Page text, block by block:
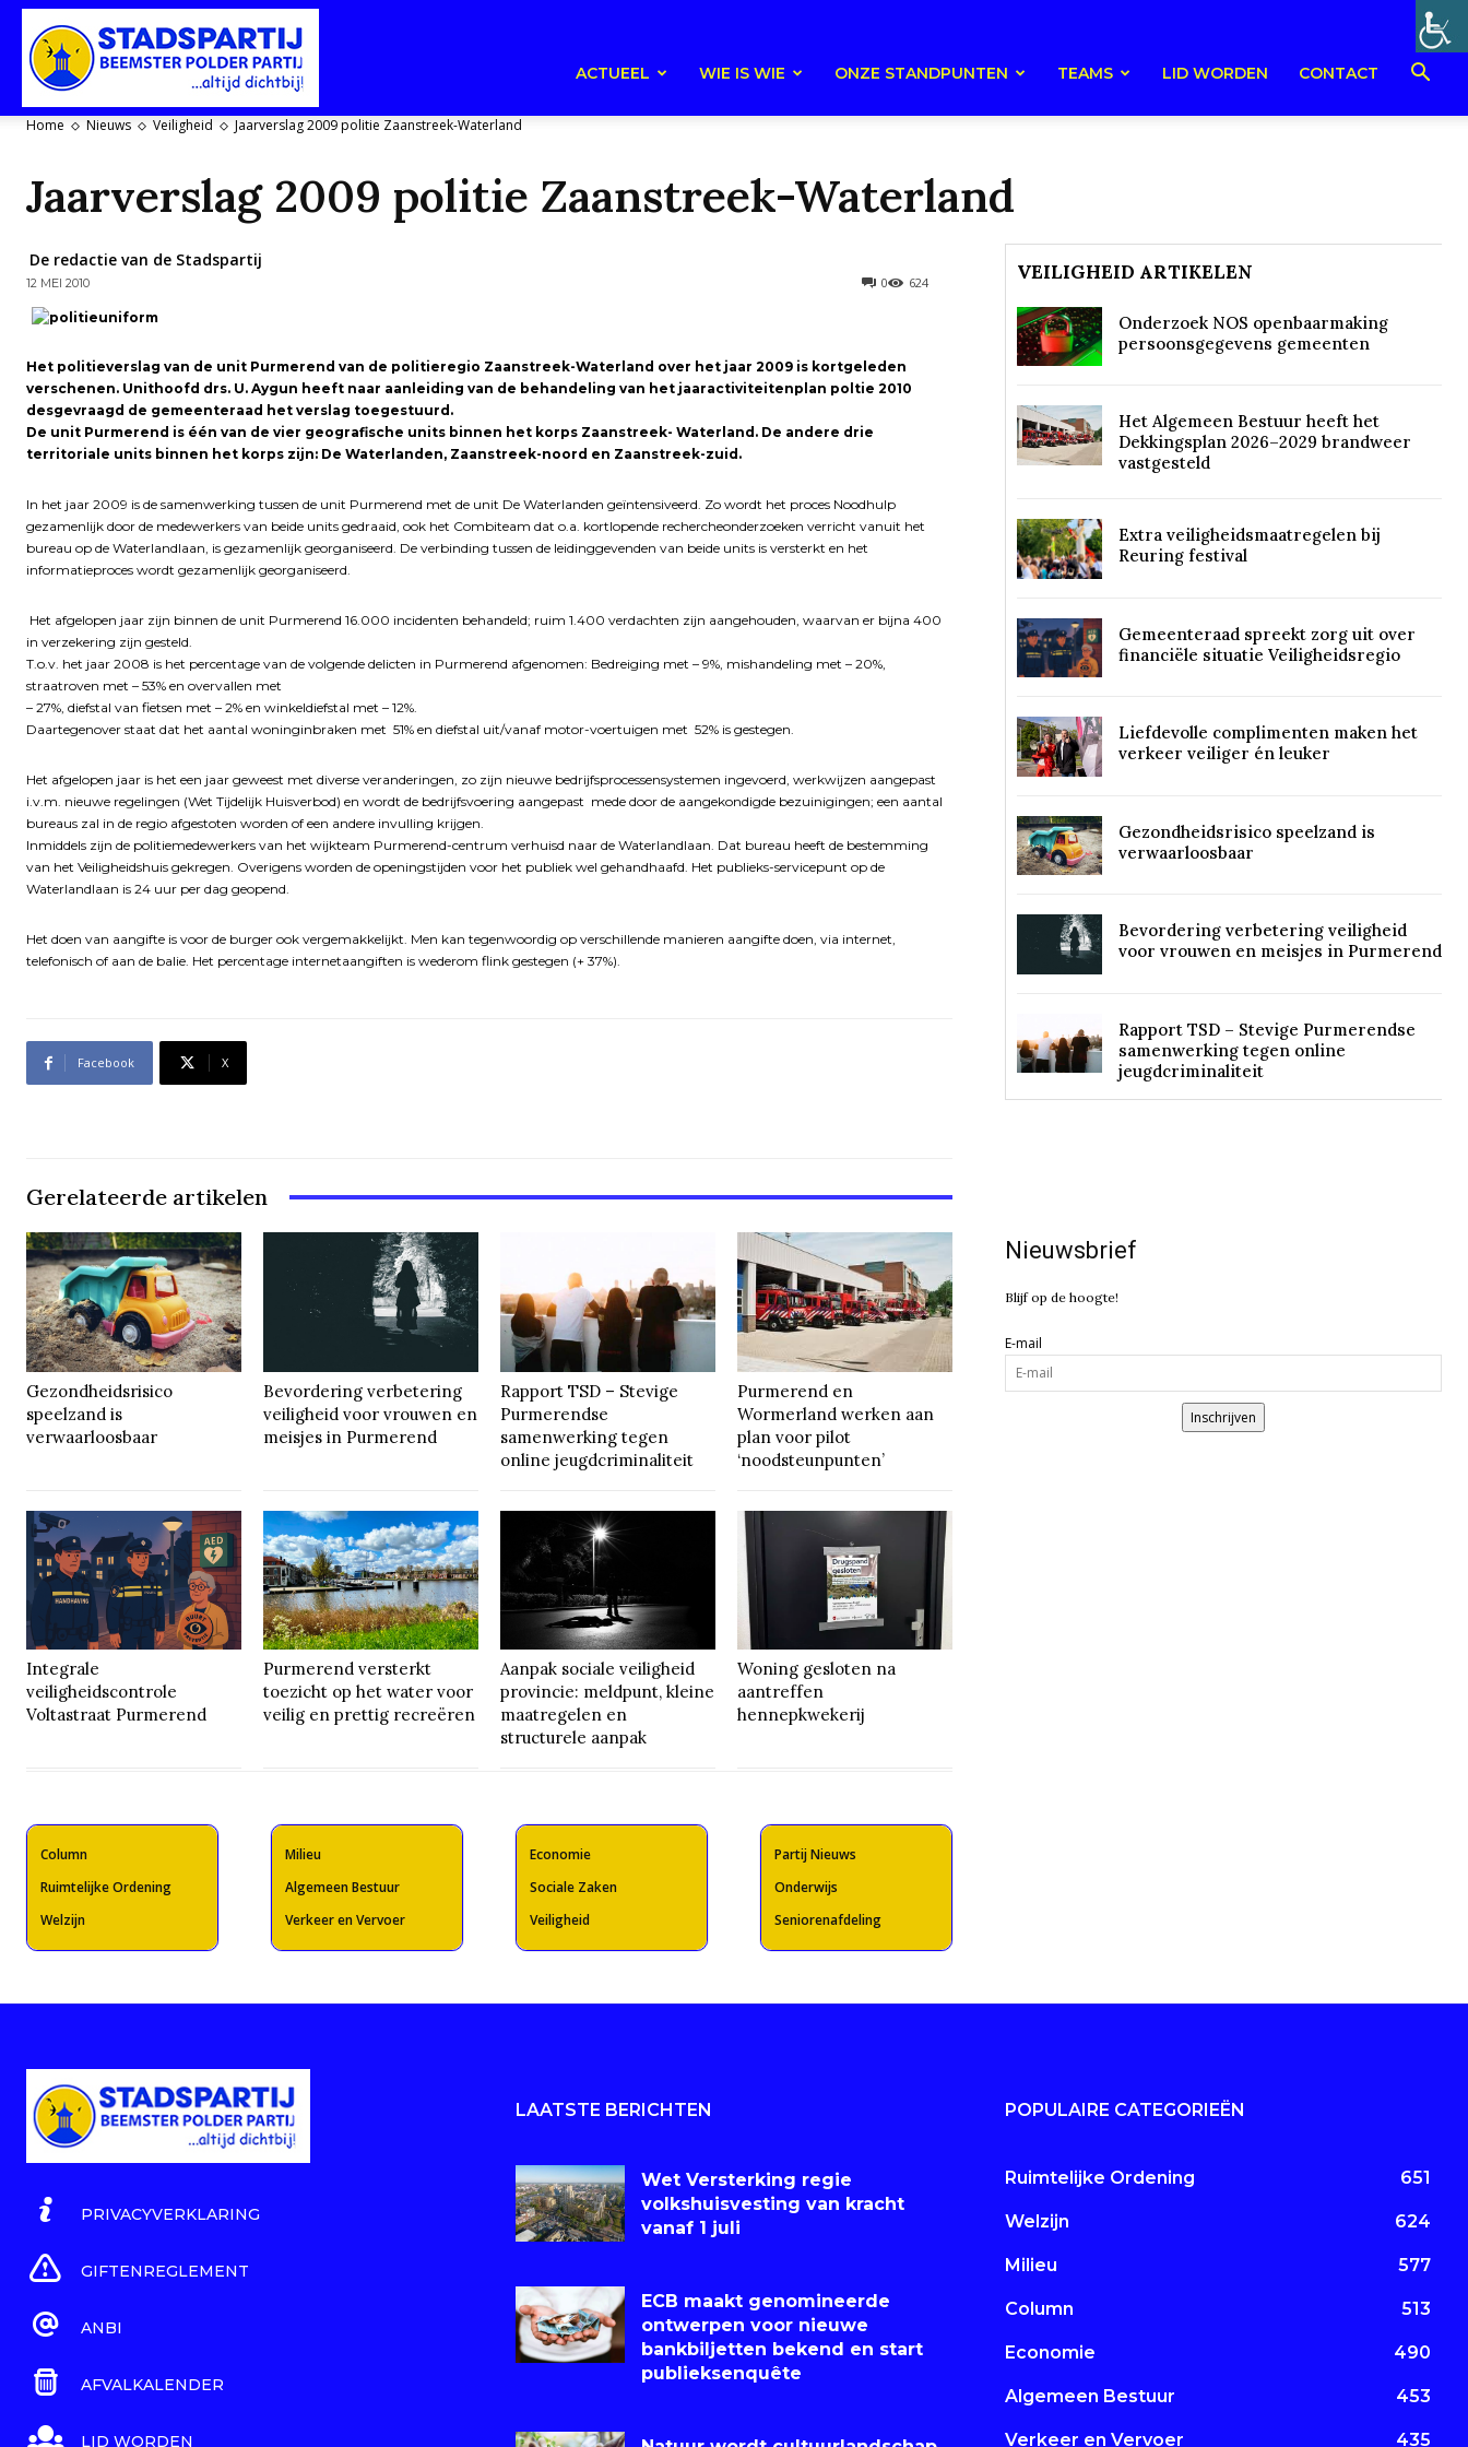
Polderpartij
ACTUEEL WIE IS WIE ONZE STANDPUNTEN TEAMS LID WORDEN CONTACT
Home Nieuws Veiligheid Jaarverslag 2009 politie Zaanstreek-Waterland
Jaarverslag 2009 politie Zaanstreek-Waterland
De redactie van de Stadspartij
12 MEI 2010 624
0
Het politieverslag van de unit Purmerend van de politieregio Zaanstreek-Waterland over het jaar 2009 is kortgeleden
verschenen. Unithoofd drs. U. Aygun heeft naar aanleiding van de behandeling van het jaaractiviteitenplan poltie 2010
desgevraagd de gemeenteraad het verslag toegestuurd.
De unit Purmerend is één van de vier geografische units binnen het korps Zaanstreek- Waterland. De andere drie
territoriale units binnen het korps zijn: De Waterlanden, Zaanstreek-noord en Zaanstreek-zuid.
In het jaar 2009 is de samenwerking tussen de unit Purmerend met de unit De Waterlanden geïntensiveerd. Zo wordt het proces Noodhulp
gezamenlijk door de medewerkers van beide units gedraaid, ook het Combiteam dat o.a. kortlopende rechercheonderzoeken verricht vanuit het
bureau op de Waterlandlaan, is gezamenlijk georganiseerd. De verbinding tussen de leidinggevenden van beide units is versterkt en het
informatieproces wordt gezamenlijk georganiseerd.
Het afgelopen jaar zijn binnen de unit Purmerend 16.000 incidenten behandeld; ruim 1.400 verdachten zijn aangehouden, waarvan er bijna 400
in verzekering zijn gesteld.
T.o.v. het jaar 2008 is het percentage van de volgende delicten in Purmerend afgenomen: Bedreiging met – 9%, mishandeling met – 20%,
straatroven met – 53% en overvallen met
– 27%, diefstal van fietsen met – 2% en winkeldiefstal met – 12%.
Daartegenover staat dat het aantal woninginbraken met 51% en diefstal uit/vanaf motor-voertuigen met 52% is gestegen.
Het afgelopen jaar is het een jaar geweest met diverse veranderingen, zo zijn nieuwe bedrijfsprocessensystemen ingevoerd, werkwijzen aangepast
i.v.m. nieuwe regelingen (Wet Tijdelijk Huisverbod) en wordt de bedrijfsvoering aangepast mede door de aangekondigde bezuinigingen; een aantal
bureaus zal in de regio afgestoten worden of een andere invulling krijgen.
Inmiddels zijn de politiemedewerkers van het wijkteam Purmerend-centrum verhuisd naar de Waterlandlaan. Dat bureau heeft de bestemming
van het Veiligheidshuis gekregen. Overigens worden de openingstijden voor het publiek wel gehandhaafd. Het publieks-servicepunt op de
Waterlandlaan is 24 uur per dag geopend.
Het doen van aangifte is voor de burger ook vergemakkelijkt. Men kan tegenwoordig op verschillende manieren aangifte doen, via internet,
telefonisch of aan de balie. Het percentage internetaangiften is wederom flink gestegen (+ 37%).
Facebook X
Gerelateerde artikelen
Gezondheidsrisico
speelzand is
verwaarloosbaar
Bevordering verbetering
veiligheid voor vrouwen en
meisjes in Purmerend
Rapport TSD – Stevige
Purmerendse
samenwerking tegen
online jeugdcriminaliteit
Purmerend en
Wormerland werken aan
plan voor pilot
‘noodsteunpunten’
Integrale
veiligheidscontrole
Voltastraat Purmerend
Purmerend versterkt
toezicht op het water voor
veilig en prettig recreëren
Aanpak sociale veiligheid
provincie: meldpunt, kleine
maatregelen en
structurele aanpak
Woning gesloten na
aantreffen
hennepkwekerij
Column
Ruimtelijke Ordening
Welzijn
Milieu
Algemeen Bestuur
Verkeer en Vervoer
Economie
Sociale Zaken
Veiligheid
Partij Nieuws
Onderwijs
Seniorenafdeling
VEILIGHEID ARTIKELEN
Onderzoek NOS openbaarmaking
persoonsgegevens gemeenten
Het Algemeen Bestuur heeft het
Dekkingsplan 2026–2029 brandweer
vastgesteld
Extra veiligheidsmaatregelen bij
Reuring festival
Gemeenteraad spreekt zorg uit over
financiële situatie Veiligheidsregio
Liefdevolle complimenten maken het
verkeer veiliger én leuker
Gezondheidsrisico speelzand is
verwaarloosbaar
Bevordering verbetering veiligheid
voor vrouwen en meisjes in Purmerend
Rapport TSD – Stevige Purmerendse
samenwerking tegen online
jeugdcriminaliteit
Nieuwsbrief
Blijf op de hoogte!
E-mail
Inschrijven
PRIVACYVERKLARING
GIFTENREGLEMENT
ANBI
AFVALKALENDER
LID WORDEN
LAATSTE BERICHTEN
Wet Versterking regie
volkshuisvesting van kracht
vanaf 1 juli
ECB maakt genomineerde
ontwerpen voor nieuwe
bankbiljetten bekend en start
publieksenquête
POPULAIRE CATEGORIEËN
Ruimtelijke Ordening 651
Welzijn 624
Milieu 577
Column 513
Economie 490
Algemeen Bestuur 453
Verkeer en Vervoer 435